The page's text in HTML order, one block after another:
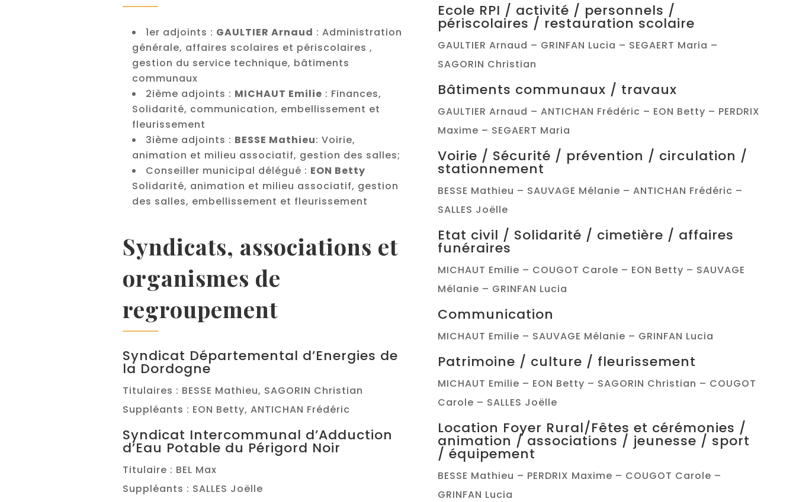
1er adjoints : GAULTIER Arnaud : Administration
générale, affaires scolaires et périscolaires ,
gestion du service technique, bâtiments
communaux
2ième adjoints : MICHAUT Emilie : Finances,
Solidarité, communication, embellissement et
fleurissement
3ième adjoints : BESSE Mathieu: Voirie,
animation et milieu associatif, gestion des salles;
Conseiller municipal délégué : EON Betty
Solidarité, animation et milieu associatif, gestion
des salles, embellissement et fleurissement
Syndicats, associations et
organismes de
regroupement
Syndicat Départemental d’Energies de
la Dordogne
Titulaires : BESSE Mathieu, SAGORIN Christian
Suppléants : EON Betty, ANTICHAN Frédéric
Syndicat Intercommunal d’Adduction
d’Eau Potable du Périgord Noir
Titulaire : BEL Max
Suppléants : SALLES Joëlle
Ecole RPI / activité / personnels /
périscolaires / restauration scolaire
GAULTIER Arnaud – GRINFAN Lucia – SEGAERT Maria –
SAGORIN Christian
Bâtiments communaux / travaux
GAULTIER Arnaud – ANTICHAN Frédéric – EON Betty – PERDRIX
Maxime – SEGAERT Maria
Voirie / Sécurité / prévention / circulation /
stationnement
BESSE Mathieu – SAUVAGE Mélanie – ANTICHAN Frédéric –
SALLES Joëlle
Etat civil / Solidarité / cimetière / affaires
funéraires
MICHAUT Emilie – COUGOT Carole – EON Betty – SAUVAGE
Mélanie – GRINFAN Lucia
Communication
MICHAUT Emilie – SAUVAGE Mélanie – GRINFAN Lucia
Patrimoine / culture / fleurissement
MICHAUT Emilie – EON Betty – SAGORIN Christian – COUGOT
Carole – SALLES Joëlle
Location Foyer Rural/Fêtes et cérémonies /
animation / associations / jeunesse / sport
/ équipement
BESSE Mathieu – PERDRIX Maxime – COUGOT Carole –
GRINFAN Lucia